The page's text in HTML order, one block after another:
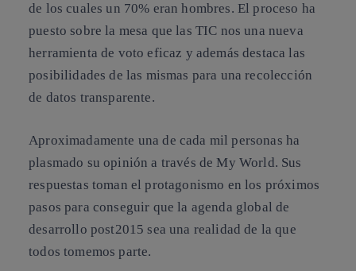
de los cuales un 70% eran hombres. El proceso ha
puesto sobre la mesa que las TIC nos una nueva
herramienta de voto eficaz y además destaca las
posibilidades de las mismas para una recolección
de datos transparente.
Aproximadamente una de cada mil personas ha
plasmado su opinión a través de My World. Sus
respuestas toman el protagonismo en los próximos
pasos para conseguir que la agenda global de
desarrollo post2015 sea una realidad de la que
todos tomemos parte.